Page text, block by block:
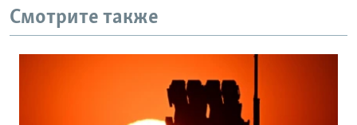
Смотрите также